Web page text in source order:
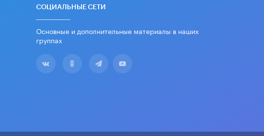
СОЦИАЛЬНЫЕ СЕТИ
Основные и дополнительные материалы в наших
группах